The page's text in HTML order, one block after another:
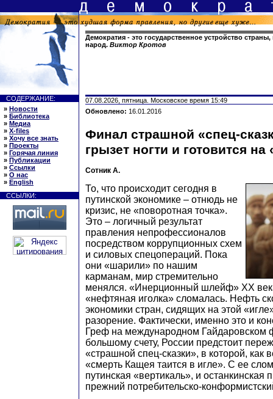
Демократия - это государственное устройство
народ. Виктор Кротов
СОДЕРЖАНИЕ:
» Новости
» Библиотека
» Медиа
» X-files
» Хочу все знать
» Проекты
» Горячая линия
» Публикации
» Ссылки
» О нас
» English
ССЫЛКИ:
07.08.2026, пятница. Московское время 15:49
Обновлено: 16.01.2016
Финал страшной «спец-
грызет ногти и готовится
Сотник А.
То, что происходит сегодня в
путинской экономике – отнюдь не
кризис, не «поворотная точка».
Это – логичный результат
правления непрофессионалов
посредством коррупционных схем
и силовых спецопераций. Пока
они «шарили» по нашим
карманам, мир стремительно
менялся. «Инерционный шлейф» XX
«нефтяная иголка» сломалась. Нефть
экономики стран, сидящих на этой
разорение. Фактически, именно это и
Греф на международном Гайдаровском
большому счету, России предстоит
«страшной спец-сказки», в которой, как
«смерть Кащея таится в игле». С ее
путинская «вертикаль», и останкинская
прежний потребительско-